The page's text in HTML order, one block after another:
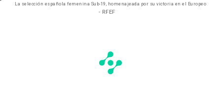
La selección española femenina Sub-19, homenajeada por su victoria en el Europeo
- RFEF